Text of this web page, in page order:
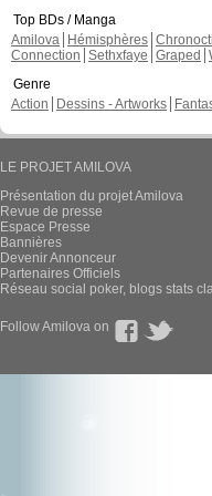
Top BDs / Manga
Amilova
Hémisphères
Connection Sethxfaye Graped
Genre
Action
Dessins - Artworks
LE PROJET AMILOVA
Présentation du projet Amilova
Revue de presse
Espace Presse
Bannières
Devenir Annonceur
Partenaires Officiels
Réseau social poker, blogs stats
Follow Amilova on